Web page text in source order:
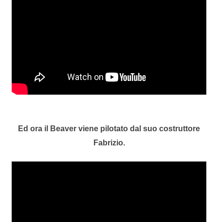
Ed ora il Beaver viene pilotato dal suo costruttore
Fabrizio.